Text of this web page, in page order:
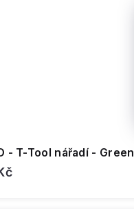
- T-Tool nářadí - Green